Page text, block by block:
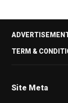
TERM &
Site Meta